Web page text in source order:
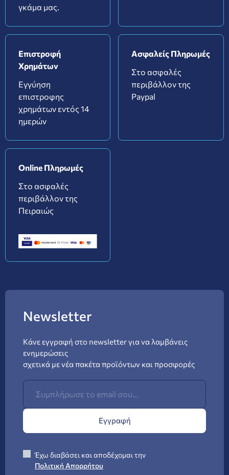
γκάμα μας.
Επιστροφή
Χρημάτων
Εγγύηση
επιστροφης
χρημάτων εντός 14
ημερών
Ασφαλείς Πληρωμές
Στο ασφαλές
περιβάλλον της
Paypal
Online Πληρωμές
Στο ασφαλές
περιβάλλον της
Πειραιώς
Newsletter
Κάνε εγγραφή στο newsletter για να λαμβάνεις
ενημερώσεις
σχετικά με νέα πακέτα προϊόντων και προσφορές
Εγγραφή
Έχω διαβάσει και αποδέχομαι την
Πολιτική Απορρήτου